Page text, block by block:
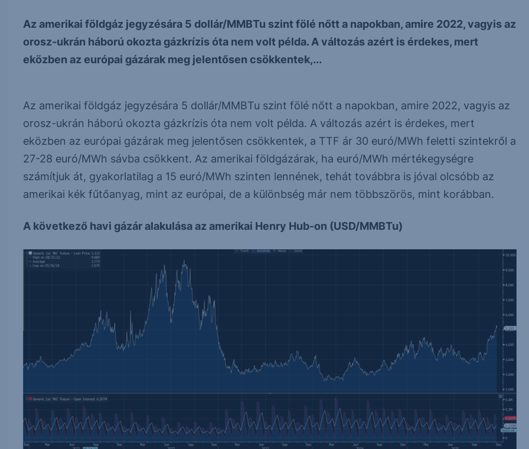
Az amerikai földgáz jegyzésára 5 dollár/MMBTu szint fölé nőtt a napokban, amire 2022, vagyis az
orosz-ukrán háború okozta gázkrízis óta nem volt példa. A változás azért is érdekes, mert
eközben az európai gázárak meg jelentősen csökkentek,...
Az amerikai földgáz jegyzésára 5 dollár/MMBTu szint fölé nőtt a napokban, amire 2022, vagyis az
orosz-ukrán háború okozta gázkrízis óta nem volt példa. A változás azért is érdekes, mert
eközben az európai gázárak meg jelentősen csökkentek, a TTF ár 30 euró/MWh feletti szintekről a
27-28 euró/MWh sávba csökkent. Az amerikai földgázárak, ha euró/MWh mértékegységre
számítjuk át, gyakorlatilag a 15 euró/MWh szinten lennének, tehát továbbra is jóval olcsóbb az
amerikai kék fűtőanyag, mint az európai, de a különbség már nem többszörös, mint korábban.
A következő havi gázár alakulása az amerikai Henry Hub-on (USD/MMBTu)